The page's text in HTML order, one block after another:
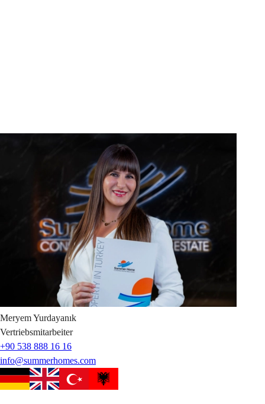
MeryemYurdayanık
Vertriebsmitarbeiter
+90 538 888 16 16
info@summerhomes.com